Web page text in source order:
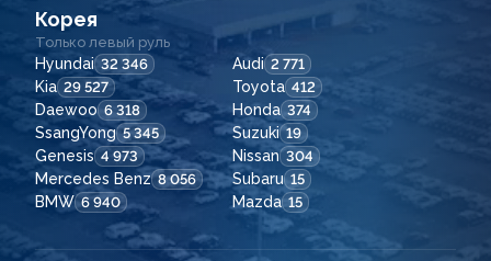
Корея
Только левый руль
Hyundai 32 346 Audi 2 771
Kia 29 527 Toyota 412
Daewoo 6 318 Honda 374
SsangYong 5 345 Suzuki 19
Genesis 4 973 Nissan 304
Mercedes Benz 8 056 Subaru 15
BMW 6 940 Mazda 15